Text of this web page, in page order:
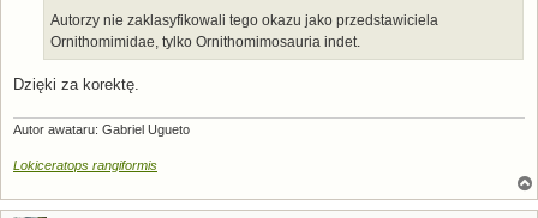
Autorzy nie zaklasyfikowali tego okazu jako przedstawiciela
Ornithomimidae, tylko Ornithomimosauria indet.
Dzięki za korektę.
Autor awataru: Gabriel Ugueto
Lokiceratops rangiformis